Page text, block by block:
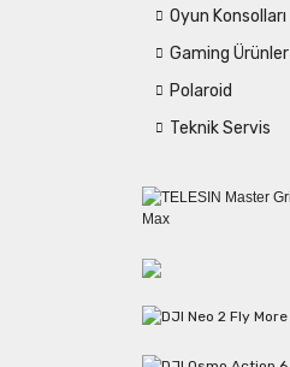
Oyun Konsolları
Gaming Ürünler
Polaroid
Teknik Servis